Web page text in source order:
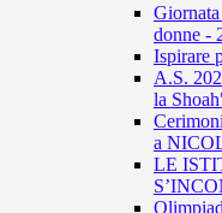
donne -
Ispirare
A.S.
la
a
LE